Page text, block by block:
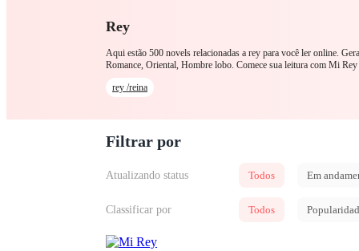
RomanceLobisomem
Rey
Aqui estão 500 novels relacionadas a rey para você ler online.
Romance, Oriental, Hombre lobo. Comece sua leitura com Mi
rey /reina
Filtrar por
Atualizando status Todos Em
Classificar por Todos